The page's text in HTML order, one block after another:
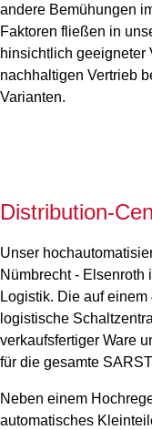
andere Bemühungen
Faktoren fließen in
hinsichtlich geeigneter
nachhaltigen Vertrieb
Varianten.
Distribution-
Unser
Nümbrecht -
Logistik. Die auf
logistische
verkaufsfertiger Ware
für die gesamte
Neben einem
automatisches